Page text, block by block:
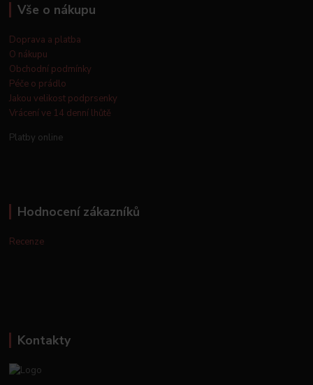
Vše o nákupu
Doprava a platba
O nákupu
Obchodní podmínky
Péče o prádlo
Jakou velikost podprsenky
Vrácení ve 14 denní lhůtě
Platby online
Hodnocení zákazníků
Recenze
Kontakty